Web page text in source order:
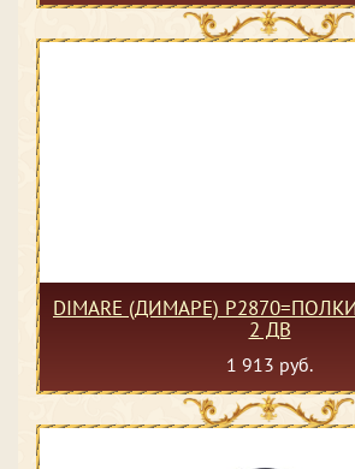
DIMARE (ДИМАРЕ)
2 ДВ
1 913 руб.